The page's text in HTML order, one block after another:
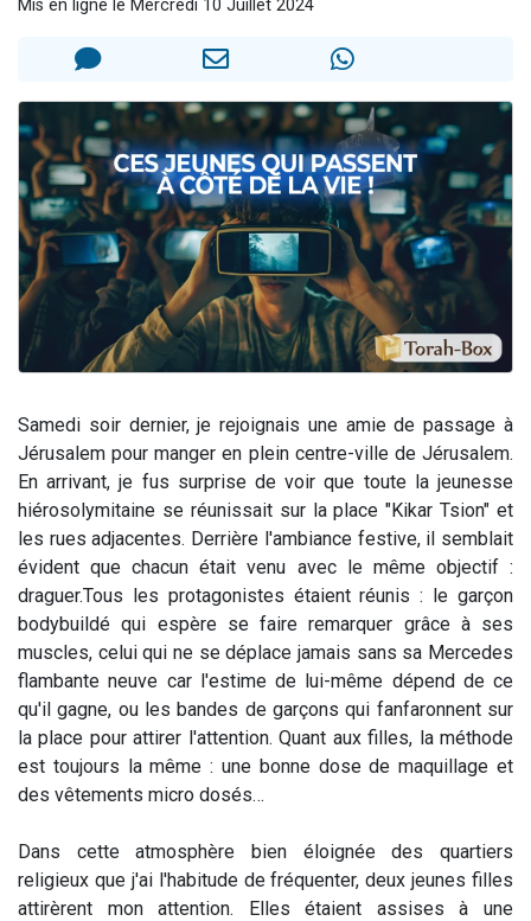
30 personnes viennent de faire un don pour Sauvez la jambe de Yohan
12 nouvelles musiques dans Torah-Box Music
Mis en ligne le Mercredi 10 Juillet 2024
Samedi soir dernier, je rejoignais une amie de passage à
Jérusalem pour manger en plein centre-ville de Jérusalem.
En arrivant, je fus surprise de voir que toute la jeunesse
hiérosolymitaine se réunissait sur la place "Kikar Tsion" et
les rues adjacentes. Derrière l'ambiance festive, il semblait
évident que chacun était venu avec le même objectif :
draguer.Tous les protagonistes étaient réunis : le garçon
bodybuildé qui espère se faire remarquer grâce à ses
muscles, celui qui ne se déplace jamais sans sa Mercedes
flambante neuve car l'estime de lui-même dépend de ce
qu'il gagne, ou les bandes de garçons qui fanfaronnent sur
la place pour attirer l'attention. Quant aux filles, la méthode
est toujours la même : une bonne dose de maquillage et
des vêtements micro dosés…
Dans cette atmosphère bien éloignée des quartiers
religieux que j'ai l'habitude de fréquenter, deux jeunes filles
attirèrent mon attention. Elles étaient assises à une